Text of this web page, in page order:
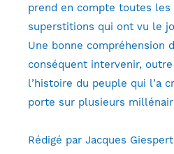
prend en compte toutes les
superstitions qui ont vu le
Une bonne compréhension
conséquent intervenir, outre
l’histoire du peuple qui l’a
porte sur plusieurs
Rédigé par Jacques Giespert